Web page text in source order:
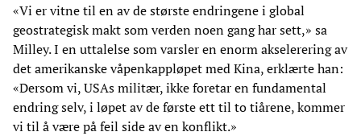
«Vi er vitne til en av de største endringene i global
geostrategisk makt som verden noen gang har sett,» sa
Milley. I en uttalelse som varsler en enorm akselerering av
det amerikanske våpenkappløpet med Kina, erklærte han:
«Dersom vi, USAs militær, ikke foretar en fundamental
endring selv, i løpet av de første ett til to tiårene, kommer
vi til å være på feil side av en konflikt.»